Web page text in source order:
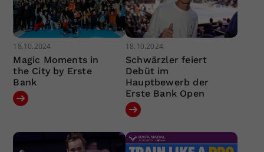
18.10.2024
Magic Moments in
the City by Erste
Bank
18.10.2024
Schwärzler feiert
Debüt im
Hauptbewerb der
Erste Bank Open